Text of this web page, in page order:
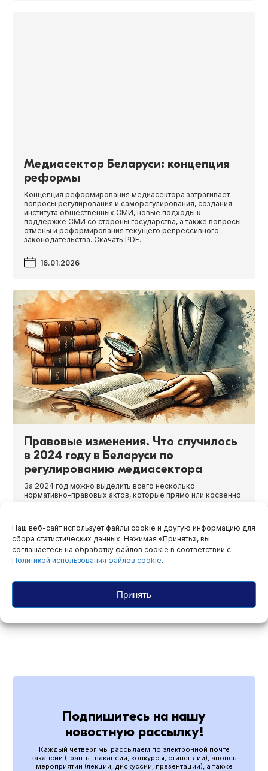
Наш веб-сайт использует файлы cookie и другую информацию для
сбора статистических данных. Нажимая «Принять», вы
соглашаетесь на обработку файлов cookie в соответствии с
Политикой использования файлов cookie.
Принять
Медиасектор Беларуси: концепция
реформы
Концепция реформирования медиасектора затрагивает
вопросы регулирования и саморегулирования, создания
института общественных СМИ, новые подходы к
поддержке СМИ со стороны государства, а также вопросы
отмены и реформирования текущего репрессивного
законодательства. Скачать PDF.
16.01.2026
Правовые изменения. Что случилось
в 2024 году в Беларуси по
регулированию медиасектора
За 2024 год можно выделить всего несколько
нормативно-правовых актов, которые прямо или косвенно
08.01.2025
Подпишитесь на нашу
новостную рассылку!
Каждый четверг мы рассылаем по электронной почте
вакансии (гранты, вакансии, конкурсы, стипендии), анонсы
мероприятий (лекции, дискуссии, презентации), а также